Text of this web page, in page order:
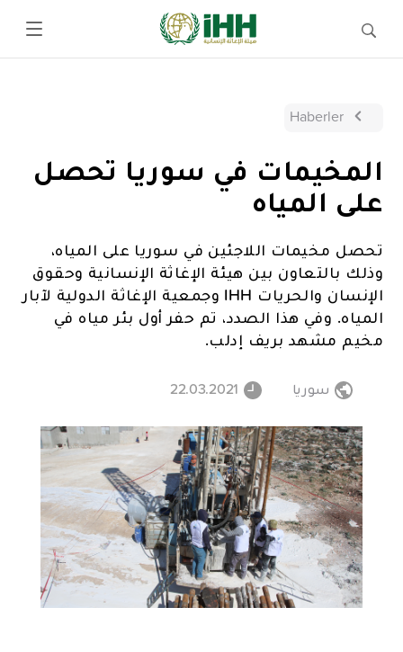
Haberler
المخيمات في سوريا تحصل
على المياه
تحصل مخيمات اللاجئين في سوريا على المياه،
وذلك بالتعاون بين هيئة الإغاثة الإنسانية وحقوق
الإنسان والحريات IHH وجمعية الإغاثة الدولية لآبار
المياه. وفي هذا الصدد، تم حفر أول بئر مياه في
مخيم مشهد بريف إدلب.
سوريا 22.03.2021